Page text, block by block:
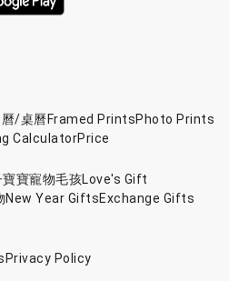
曆/桌曆 Framed PrintsPhoto Prints
CalculatorPrice
寶寶寵物毛孩Love's Gift
New Year GiftsExchange Gifts
Privacy Policy